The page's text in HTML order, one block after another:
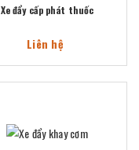
Xe đẩy cấp phát thuốc
Liên hệ